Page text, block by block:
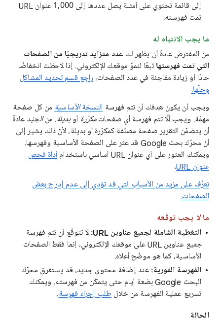
إلى قائمة تحتوي على أمثلة يصل عددها إلى 1,000 عنوان URL
تمت فهرسته.
ما يجب الانتباه له
من المفترض عادةً أن يظهر لك عدد متزايد تدريجيًا من الصفحات
التي تمت فهرستها تبعًا لنموّ موقعك الإلكتروني. إذا لاحظت انخفاضًا
حادًا أو زيادة مفاجئة في عدد الصفحات، راجِع قسم تحديد المشاكل
وحلّها.
ويجب أن يكون هدفك أن تتم فهرسة النسخةالأساسية من كل صفحة
مهمّة. ويجب ألّا تتم فهرسة أي صفحاتمكرّرة أوبديلة. منالجيّد عادةً
أن يتضمّن التقرير صفحة مصنّفة كمكرّرة أو بديلة، لأنّ ذلك يشير إلى
أنّ محرّك بحث Google قد عثر على الصفحة الأساسية وفهرسها.
ويمكنك العثور على أي عنوان URL أساسي باستخدام
أداة فحص
عنوان URL
.
تعرَّف على مزيد من الأسباب التي قد تؤدي إلى عدم إدراج بعض
الصفحات.
مالا يجب توقّعه
التغطية الشاملة لجميع عناوين URL:
لا تتوقّع أن تتم فهرسة
جميع
عناوين URL على موقعك الإلكتروني، إنما فقط الصفحات
الأساسية، كما هو موضّح أعلاه.
الفهرسة الفورية: عند إضافة محتوى جديد، قد يستغرق محرّك
البحث Google بضعة أيام حتى يتمكّن من فهرسته. ويمكنك
تسريع عملية الفهرسة من خلال طلب إجراء فهرسة.
الحالة